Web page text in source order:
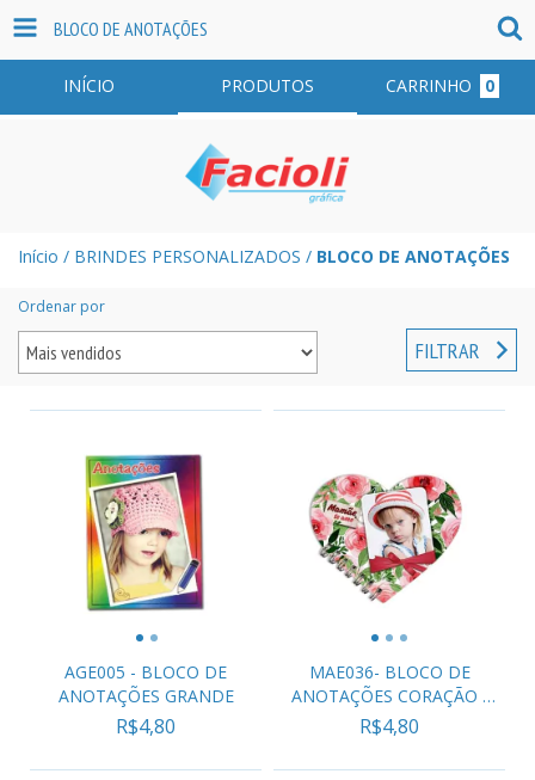
BLOCO DE ANOTAÇÕES
INÍCIO PRODUTOS CARRINHO 0
Início / BRINDES PERSONALIZADOS / BLOCO DE ANOTAÇÕES
Ordenar por
FILTRAR
AGE005 - BLOCO DE
ANOTAÇÕES GRANDE
R$4,80
MAE036- BLOCO DE
ANOTAÇÕES CORAÇÃO -
MAM...
R$4,80